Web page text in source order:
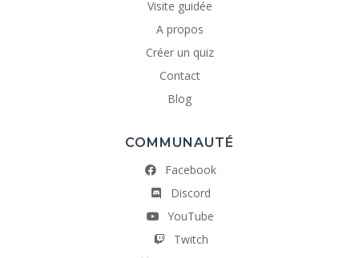
Visite guidée
A propos
Créer un quiz
Contact
Blog
COMMUNAUTÉ
Facebook
Discord
YouTube
Twitch